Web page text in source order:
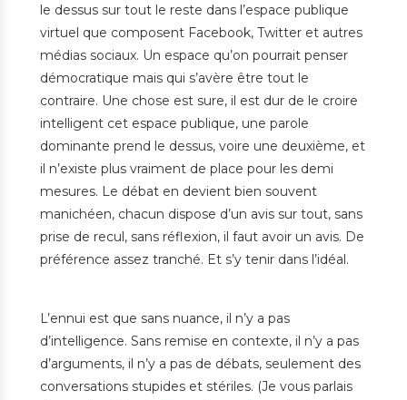
le dessus sur tout le reste dans l’espace publique
virtuel que composent Facebook, Twitter et autres
médias sociaux. Un espace qu’on pourrait penser
démocratique mais qui s’avère être tout le
contraire. Une chose est sure, il est dur de le croire
intelligent cet espace publique, une parole
dominante prend le dessus, voire une deuxième, et
il n’existe plus vraiment de place pour les demi
mesures. Le débat en devient bien souvent
manichéen, chacun dispose d’un avis sur tout, sans
prise de recul, sans réflexion, il faut avoir un avis. De
préférence assez tranché. Et s’y tenir dans l’idéal.
L’ennui est que sans nuance, il n’y a pas
d’intelligence. Sans remise en contexte, il n’y a pas
d’arguments, il n’y a pas de débats, seulement des
conversations stupides et stériles. (Je vous parlais